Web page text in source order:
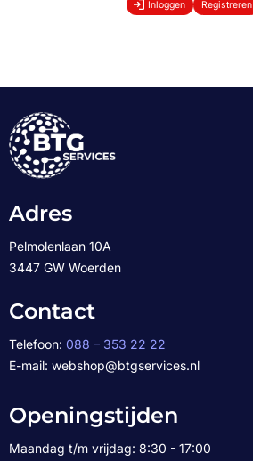
Inloggen Registreren
Adres
Pelmolenlaan 10A
3447 GW Woerden
Contact
Telefoon: 088 – 353 22 22
E-mail: webshop@btgservices.nl
Openingstijden
Maandag t/m vrijdag: 8:30 - 17:00